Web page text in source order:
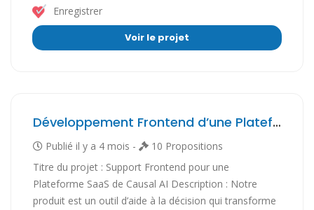
Enregistrer
Voir le projet
Développement Frontend d’une Plateforme SaaS de Causal AI
Publié il y a 4 mois -
10 Propositions
Titre du projet : Support Frontend pour une
Plateforme SaaS de Causal AI Description : Notre
produit est un outil d’aide à la décision qui transforme